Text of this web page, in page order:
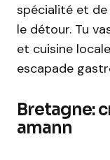
spécialité et
le détour. Tu
et cuisine
escapade
Bretagne:
amann